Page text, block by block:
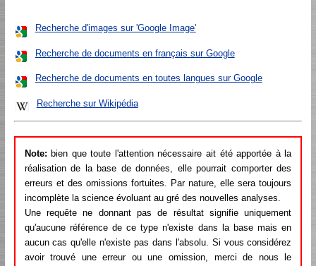
Recherche d'images sur 'Google Image'
Recherche de documents en français sur Google
Recherche de documents en toutes langues sur Google
Recherche sur Wikipédia
Note: bien que toute l'attention nécessaire ait été apportée à la
réalisation de la base de données, elle pourrait comporter des
erreurs et des omissions fortuites. Par nature, elle sera toujours
incomplète la science évoluant au gré des nouvelles analyses.
Une requête ne donnant pas de résultat signifie uniquement
qu'aucune référence de ce type n'existe dans la base mais en
aucun cas qu'elle n'existe pas dans l'absolu. Si vous considérez
avoir trouvé une erreur ou une omission, merci de nous le